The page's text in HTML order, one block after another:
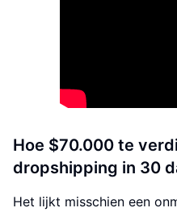
Hoe $70.000 te
dropshipping in 30
Het lijkt misschien een